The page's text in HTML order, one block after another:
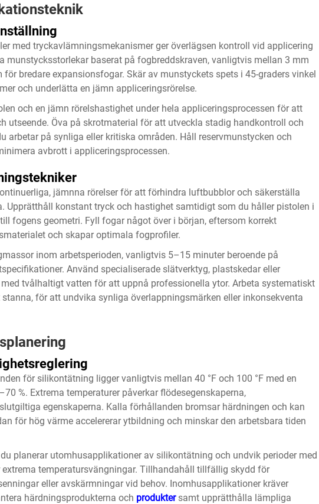
med tryckavlämningsmekanismer ger överlägsen kontroll vid applicering
munstycksstorlekar baserat på fogbreddskraven, vanligtvis mellan 3 mm
bredare expansionsfogar. Skär av munstyckets spets i 45-graders vinkel
och underlätta en jämn appliceringsrörelse.
och en jämn rörelshastighet under hela appliceringsprocessen för att
utseende. Öva på skrotmaterial för att utveckla stadig handkontroll och
arbetar på synliga eller kritiska områden. Håll reservmunstycken och
avbrott i appliceringsprocessen.
jämnna rörelser för att förhindra luftbubblor och säkerställa
konstant tryck och hastighet samtidigt som du håller pistolen i
fogens geometri. Fyll fogar något över i början, eftersom korrekt
och skapar optimala fogprofiler.
inom arbetsperioden, vanligtvis 5–15 minuter beroende på
Använd specialiserade slätverktyg, plastskedar eller
tvålhaltigt vatten för att uppnå professionella ytor. Arbeta systematiskt
för att undvika synliga överlappningsmärken eller inkonsekventa
för silikontätning ligger vanligtvis mellan 40 °F och 100 °F med en
%. Extrema temperaturer påverkar flödesegenskaperna,
egenskaperna. Kalla förhållanden bromsar härdningen och kan
för hög värme accelererar ytbildning och minskar den arbetsbara tiden
planerar utomhusapplikationer av silikontätning och undvik perioder med
extrema temperatursvängningar. Tillhandahåll tillfällig skydd för
eller avskärmningar vid behov. Inomhusapplikationer kräver
härdningsprodukterna och produkter samt upprätthålla lämpliga